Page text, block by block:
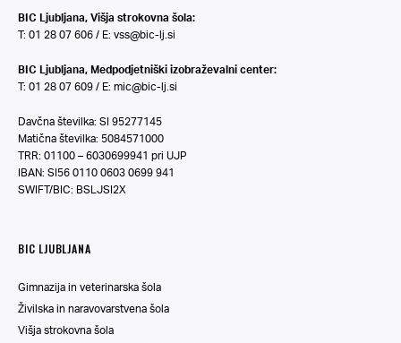
BIC Ljubljana, Višja strokovna šola:
T: 01 28 07 606 / E: vss@bic-lj.si
BIC Ljubljana, Medpodjetniški izobraževalni center:
T: 01 28 07 609 / E: mic@bic-lj.si
Davčna številka: SI 95277145
Matična številka: 5084571000
TRR: 01100 – 6030699941 pri UJP
IBAN: SI56 0110 0603 0699 941
SWIFT/BIC: BSLJSI2X
BIC LJUBLJANA
Gimnazija in veterinarska šola
Živilska in naravovarstvena šola
Višja strokovna šola